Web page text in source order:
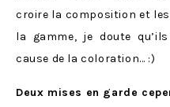
croire la composition et
la gamme, je doute
cause de la coloration… :)
Deux mises en garde